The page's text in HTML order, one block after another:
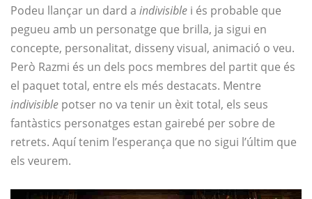
Podeu llançar un dard a indivisible i és probable que
pegueu amb un personatge que brilla, ja sigui en
concepte, personalitat, disseny visual, animació o veu.
Però Razmi és un dels pocs membres del partit que és
el paquet total, entre els més destacats. Mentre
indivisible potser no va tenir un èxit total, els seus
fantàstics personatges estan gairebé per sobre de
retrets. Aquí tenim l’esperança que no sigui l’últim que
els veurem.